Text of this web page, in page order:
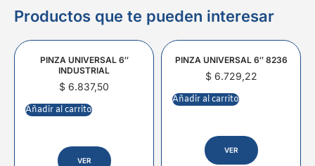
Productos que te pueden interesar
PINZA UNIVERSAL 6″
INDUSTRIAL
$ 6.837,50
Añadir al carrito
VER
PINZA UNIVERSAL 6″ 8236
$6.729,22
Añadir al carrito
VER